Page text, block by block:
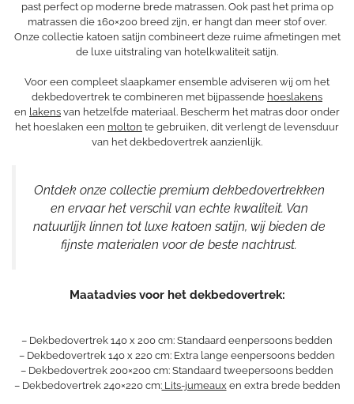
past perfect op moderne brede matrassen. Ook past het prima op
matrassen die 160×200 breed zijn, er hangt dan meer stof over.
Onze collectie katoen satijn combineert deze ruime afmetingen met
de luxe uitstraling van hotelkwaliteit satijn.
Voor een compleet slaapkamer ensemble adviseren wij om het
dekbedovertrek te combineren met bijpassende hoeslakens
en lakens van hetzelfde materiaal. Bescherm het matras door onder
het hoeslaken een molton te gebruiken, dit verlengt de levensduur
van het dekbedovertrek aanzienlijk.
Ontdek onze collectie premium dekbedovertrekken
en ervaar het verschil van echte kwaliteit. Van
natuurlijk linnen tot luxe katoen satijn, wij bieden de
fijnste materialen voor de beste nachtrust.
Maatadvies voor het dekbedovertrek:
– Dekbedovertrek 140 x 200 cm: Standaard eenpersoons bedden
– Dekbedovertrek 140 x 220 cm: Extra lange eenpersoons bedden
– Dekbedovertrek 200×200 cm: Standaard tweepersoons bedden
– Dekbedovertrek 240×220 cm:Lits-jumeaux en extra brede bedden